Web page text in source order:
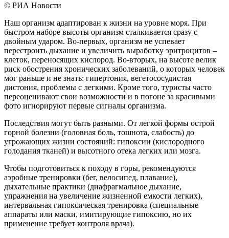
© РИА Новости
Наш организм адаптирован к жизни на уровне моря. При
быстром наборе высоты организм сталкивается сразу с
двойным ударом. Во-первых, организм не успевает
перестроить дыхание и увеличить выработку эритроцитов –
клеток, переносящих кислород. Во-вторых, на высоте велик
риск обострения хронических заболеваний, о которых человек
мог раньше и не знать: гипертония, вегетососудистая
дистония, проблемы с легкими. Кроме того, туристы часто
переоценивают свои возможности и в погоне за красивыми
фото игнорируют первые сигналы организма.
Последствия могут быть разными. От легкой формы острой
горной болезни (головная боль, тошнота, слабость) до
угрожающих жизни состояний: гипоксии (кислородного
голодания тканей) и высотного отека легких или мозга.
Чтобы подготовиться к походу в горы, рекомендуются
аэробные тренировки (бег, велосипед, плавание),
дыхательные практики (диафрагмальное дыхание,
упражнения на увеличение жизненной емкости легких),
интервальная гипоксическая тренировка (специальные
аппараты или маски, имитирующие гипоксию, но их
применение требует контроля врача).